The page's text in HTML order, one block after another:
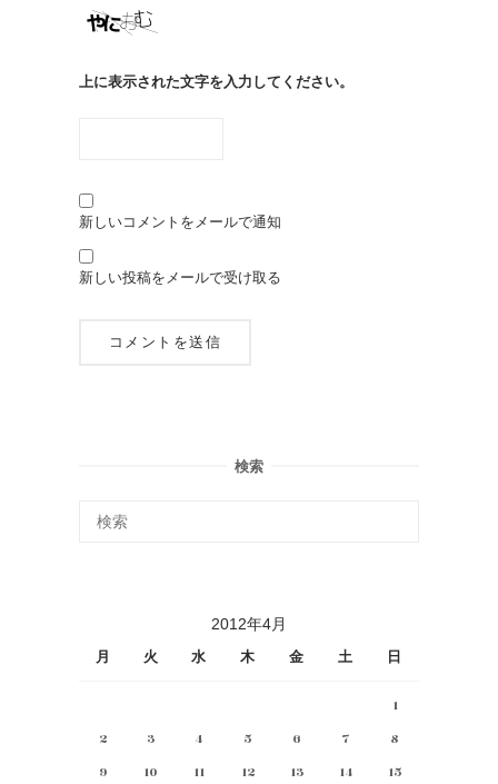
上に表示された文字を入力してください。
新しいコメントをメールで通知
新しい投稿をメールで受け取る
検索
2012年4月
月 火 水 木 金 土 日
1
2
3 4 5 6 7
8
9
10 11 12 13 14
15